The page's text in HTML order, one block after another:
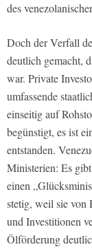
des
Doch der Verfall
deutlich gemacht,
war. Private
umfassende
einseitig auf
begünstigt, es ist
entstanden.
Ministerien: Es
einen
stetig, weil sie von
und Investitionen
Ölförderung